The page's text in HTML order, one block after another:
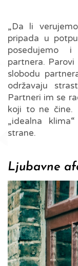
„Da li
pripada u
posedujemo
partnera.
slobodu
održavaju
Partneri im se
koji to ne čine.
„idealna
strane.
Ljubavne